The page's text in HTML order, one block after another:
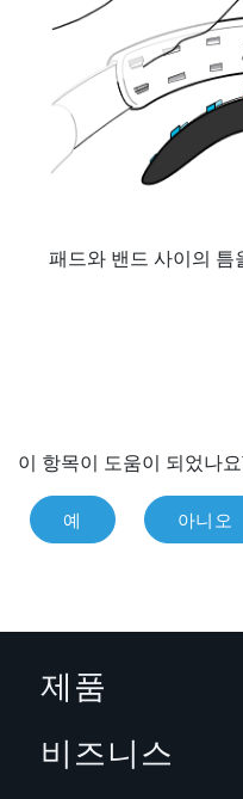
패드와 밴드 사이의 틈
이 항목이 도움이 되었나
예 아니오
제품
비즈니스